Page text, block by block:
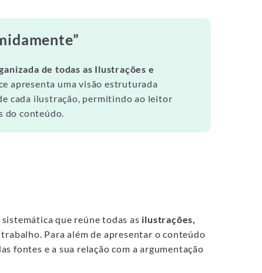
de todas as Ilustrações e
apresenta uma visão estruturada
cada ilustração, permitindo ao leitor
do conteúdo.
que reúne todas as ilustrações,
Para além de apresentar o conteúdo
fontes e a sua relação com a argumentação